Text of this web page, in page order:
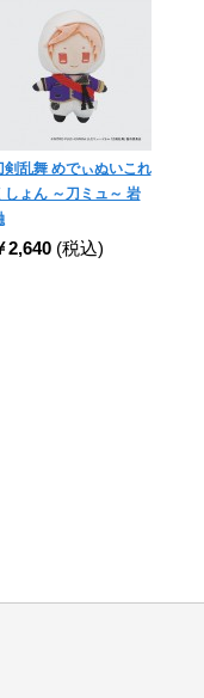
剣乱舞 めでぃぬいこれ
しょん ～刀ミュ～ 岩
2,640 (税込)